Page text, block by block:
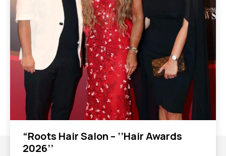
“Roots Hair Salon – ‘’Hair Awards
2026’’